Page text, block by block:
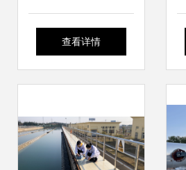
中小城市公用事业
择
查看详情